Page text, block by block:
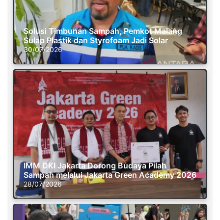
Solusi Timbunan Sampah, Pemkot Malang
Sulap Plastik dan Styrofoam Jadi Solar
30/07/2026
IMM DKI Jakarta Dorong Budaya Pilah
Sampah melalui Jakarta Green Academy 2026
28/07/2026